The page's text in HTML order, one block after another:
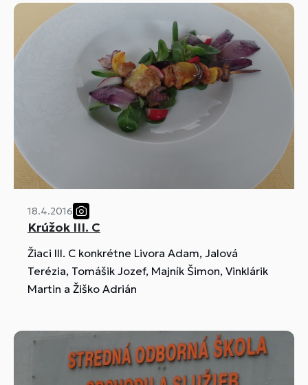
18.4.2016
Krúžok III. C
Žiaci III. C konkrétne Livora Adam, Jalová
Terézia, Tomášik Jozef, Majník Šimon, Vinklárik
Martin a Žiško Adrián